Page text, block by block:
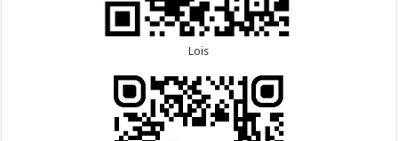
Lois